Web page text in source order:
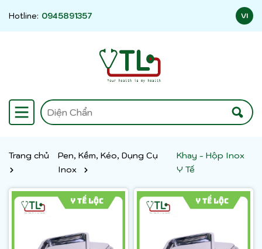
Hotline: 0945891357 VI
Trang chủ
Pen, Kềm, Kéo, Dụng Cụ
Inox
Khay - Hộp Inox
Y Tế